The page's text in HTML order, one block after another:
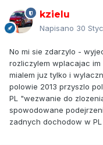
kzielu
Napisano 30
No mi sie zdarzylo -
rozliczylem wplacajac
mialem juz tylko i
polowie 2013 przyszlo
PL "wezwanie do
spowodowane
zadnych dochodow w PL